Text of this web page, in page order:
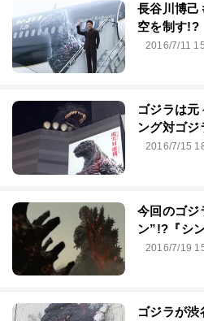
長谷川博己
空を制す!?
2016/7/11
ゴジラは
ング対ゴジ
2016/7/15
今回のゴジ
ン”!?『シ
2016/7/19
ゴジラが渋